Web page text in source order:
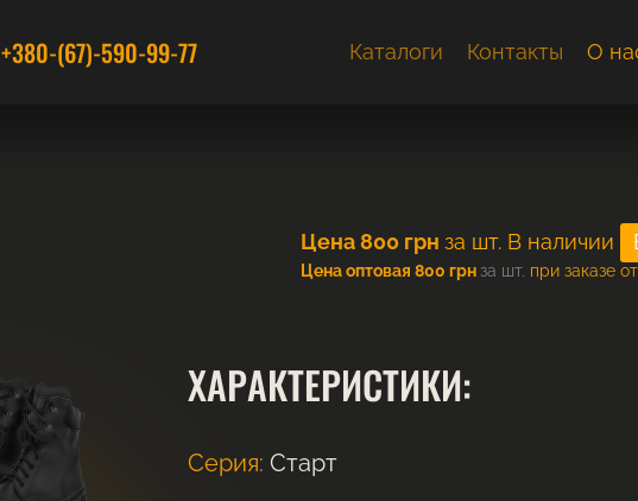
+380-(67)-590-99-77 Каталоги Контакты О
Цена800 грн за шт. В наличии
Цена оптовая 800 грнза шт. при заказе
ХАРАКТЕРИСТИКИ:
Серия: Старт